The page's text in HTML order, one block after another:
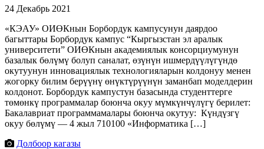
24 Декабрь 2021
«КЭАУ» ОИӨКнын Борбордук кампусунун даярдоо
багыттары Борбордук кампус “Кыргызстан эл аралык
университети” ОИӨКнын академиялык консорциумунун
базалык бөлүмү болуп саналат, өзүнүн ишмердүүлүгүндө
окутуунун инновациялык технологияларын колдонуу менен
жогорку билим берүүнү өнүктүрүүнүн заманбап моделдерин
колдонот. Борбордук кампустун базасында студенттерге
төмөнкү программалар боюнча окуу мүмкүнчүлүгү берилет:
Бакалавриат программамалары боюнча окутуу: Күндүзгү
окуу бөлүмү — 4 жыл 710100 «Информатика […]
Долбоор кагазы